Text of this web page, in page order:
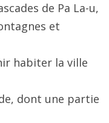
de Pa La-u,
et
habiter la ville
dont une partie